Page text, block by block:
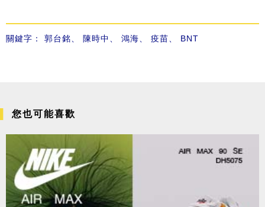
關鍵字： 郭台銘 陳時中 鴻海 疫苗 BNT
您也可能喜歡